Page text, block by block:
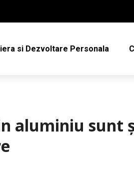
si Dezvoltare Personala
aluminiu sunt